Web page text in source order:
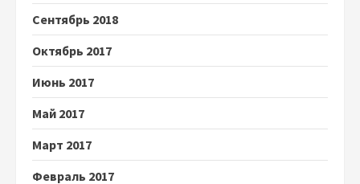
Сентябрь 2018
Октябрь 2017
Июнь 2017
Май 2017
Март 2017
Февраль 2017